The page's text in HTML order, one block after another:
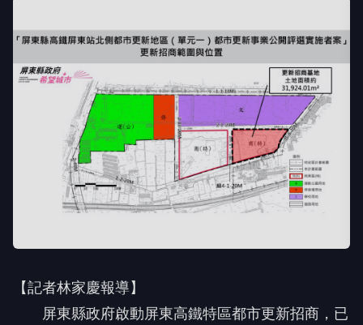
【記者林家慶報導】
屏東縣政府啟動屏東高鐵特區都市更新招商，已